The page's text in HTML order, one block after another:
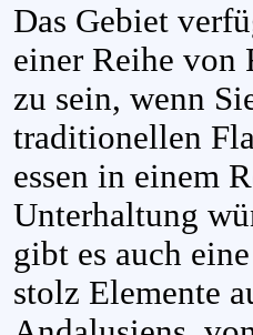
Das Gebiet
einer Reihe von
zu sein, wenn
traditionellen
essen in einem
Unterhaltung
gibt es auch
stolz Elemente